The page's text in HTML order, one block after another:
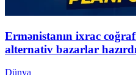
Ermənistanın ixrac
alternativ bazarlar
Dünya